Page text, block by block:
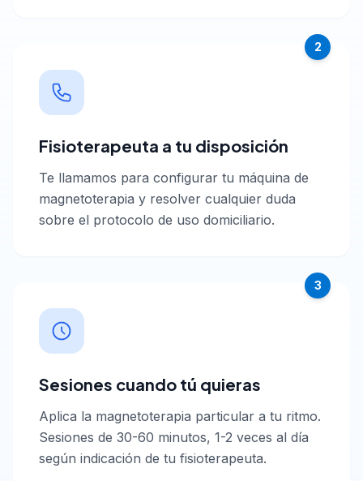
2
Fisioterapeuta a tu disposición
Te llamamos para configurar tu máquina de
magnetoterapia y resolver cualquier duda
sobre el protocolo de uso domiciliario.
3
Sesiones cuando tú quieras
Aplica la magnetoterapia particular a tu ritmo.
Sesiones de 30-60 minutos, 1-2 veces al día
según indicación de tu fisioterapeuta.